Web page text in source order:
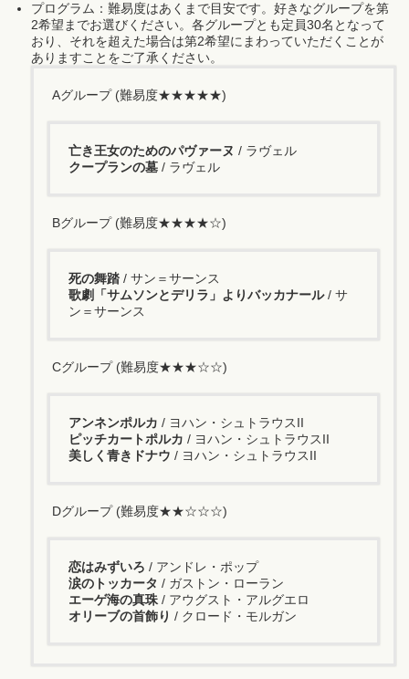
プログラム：難易度はあくまで目安です。好きなグループを第
2希望までお選びください。各グループとも定員30名となって
おり、それを超えた場合は第2希望にまわっていただくことが
ありますことをご了承ください。
Aグループ (難易度★★★★★)
亡き王女のためのパヴァーヌ / ラヴェル
クープランの墓 / ラヴェル
Bグループ (難易度★★★★☆)
死の舞踏/ サン＝サーンス
歌劇「サムソンとデリラ」よりバッカナール/ サ
ン＝サーンス
Cグループ (難易度★★★☆☆)
アンネンポルカ / ヨハン・シュトラウスII
ピッチカートポルカ/ ヨハン・シュトラウスII
美しく青きドナウ/ ヨハン・シュトラウスII
Dグループ (難易度★★☆☆☆)
恋はみずいろ / アンドレ・ポップ
涙のトッカータ / ガストン・ローラン
エーゲ海の真珠 / アウグスト・アルグエロ
オリーブの首飾り / クロード・モルガン